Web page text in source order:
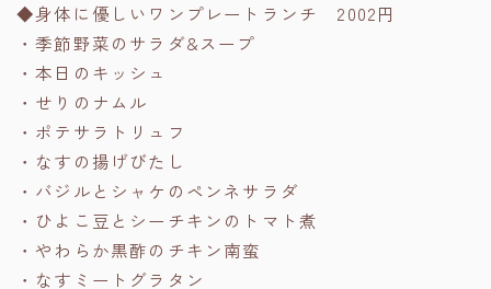
◆身体に優しいワンプレートランチ 2002円
・季節野菜のサラダ&スープ
・本日のキッシュ
・せりのナムル
・ポテサラトリュフ
・なすの揚げびたし
・バジルとシャケのペンネサラダ
・ひよこ豆とシーチキンのトマト煮
・やわらか黒酢のチキン南蛮
・なすミートグラタン